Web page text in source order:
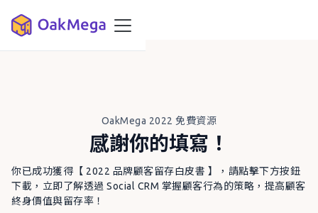
OakMega 2022 免費資源
感謝你的填寫！
你已成功獲得【 2022 品牌顧客留存白皮書 】，請點擊下方按鈕
下載，立即了解透過 Social CRM 掌握顧客行為的策略，提高顧客
終身價值與留存率！